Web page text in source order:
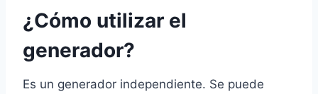
¿Cómo utilizar el
generador?
Es un generador independiente. Se puede